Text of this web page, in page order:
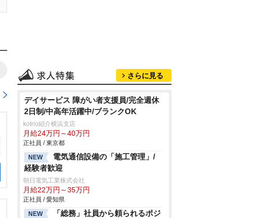
さらに見る
デイサービス 障がい者支援員/完全週休
2日制/中高年活躍中/ブランクOK
kotrio紹介横浜支店
月給24万円～40万円
正社員 / 東京都
NEW
電気通信設備の「施工管理」/
経験者歓迎
朝日電気工業株式会社
月給22万円～35万円
正社員 / 愛知県
NEW
「総務」社員から頼られるポジ